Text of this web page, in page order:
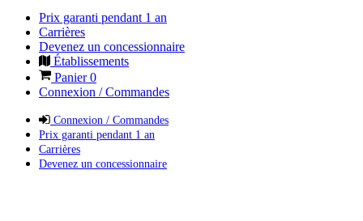
Prix garanti pendant 1 an
Carrières
Devenez un concessionnaire
Établissements
Panier0
Connexion / Commandes
Connexion / Commandes
Prix garanti pendant 1 an
Carrières
Devenez un concessionnaire